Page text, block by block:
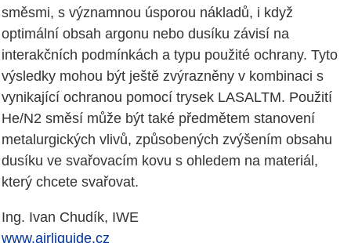
směsmi, s významnou úsporou nákladů, i když
optimální obsah argonu nebo dusíku závisí na
interakčních podmínkách a typu použité ochrany. Tyto
výsledky mohou být ještě zvýrazněny v kombinaci s
vynikající ochranou pomocí trysek LASALTM. Použití
He/N2 směsí může být také předmětem stanovení
metalurgických vlivů, způsobených zvýšením obsahu
dusíku ve svařovacím kovu s ohledem na materiál,
který chcete svařovat.
Ing. Ivan Chudík, IWE
www.airliquide.cz